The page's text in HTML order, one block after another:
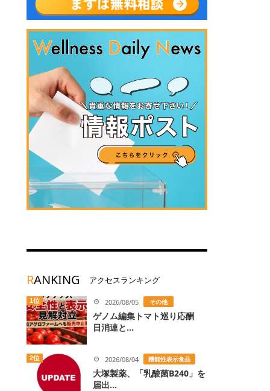
RANKING アクセスランキング
1位 2026/08/05 その他
ゲノム編集トマト巡り応酬
日消連と...
2位 2026/08/04 機能性表示食品
大塚製薬、「乳酸菌B240」を
届出...